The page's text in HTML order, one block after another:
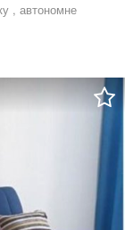
, автономне